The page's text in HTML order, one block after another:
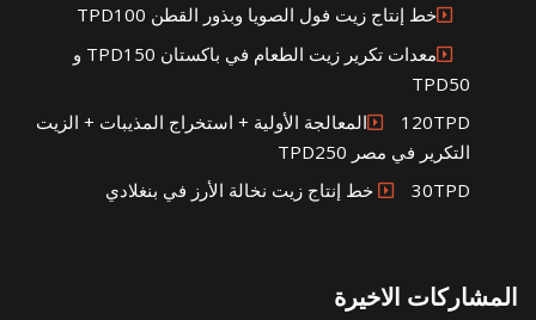
خط إنتاج زيت فول الصويا وبذور القطن TPD100
معدات تكرير زيت الطعام في باكستان TPD150 و
TPD50
120TPDالمعالجة الأولية + استخراج المذيبات + الزيت
التكرير في مصر TPD250
30TPD خط إنتاج زيت نخالة الأرز في بنغلادي
المشاركات الاخيرة